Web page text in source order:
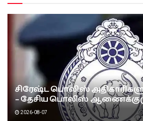
சிரேஷ்ட பொலிஸ்
– தேசிய பொலிஸ்
2026-08-07